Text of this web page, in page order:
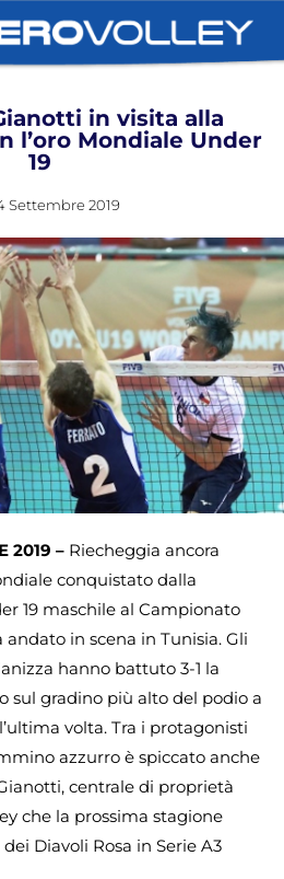
in visita alla
l’oro Mondiale Under
19
Settembre 2019
2019 – Riecheggia ancora
conquistato dalla
19 maschile al Campionato
in scena in Tunisia. Gli
hanno battuto 3-1 la
sul gradino più alto del podio a
volta. Tra i protagonisti
azzurro è spiccato anche
centrale di proprietà
che la prossima stagione
Diavoli Rosa in Serie A3